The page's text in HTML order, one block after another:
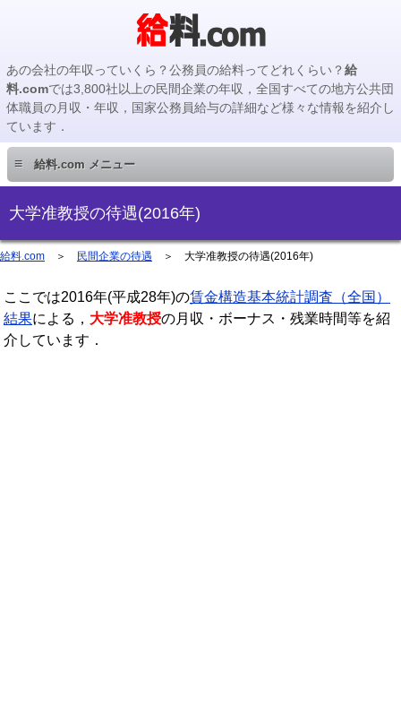
あの会社の年収っていくら？公務員の給料ってどれくらい？給
料.comでは3,800社以上の民間企業の年収，全国すべての地方公共団
体職員の月収・年収，国家公務員給与の詳細など様々な情報を紹介し
ています．
≡ 給料.com メニュー
民間企業編
国家公務員編
地方公務員編
地方公務員給料検索
大学准教授の待遇(2016年)
給料.com ＞ 民間企業の待遇 ＞ 大学准教授の待遇(2016年)
ここでは2016年(平成28年)の賃金構造基本統計調査（全国）
結果による， 大学准教授の月収・ボーナス・残業時間等を紹
介しています．